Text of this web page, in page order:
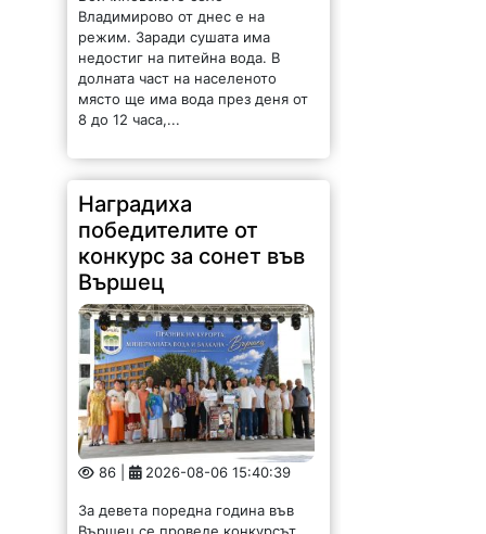
недостиг на питейна вода. В
долната част на населеното
място ще има вода през деня от
8 до 12 часа,...
Наградиха
победителите от
конкурс за сонет във
Вършец
86 | 2026-08-06 15:40:39
За девета поредна година във
Вършец се проведе конкурсът
„Награда Лъчезар Станчев за
сонет – песен 2026“, а